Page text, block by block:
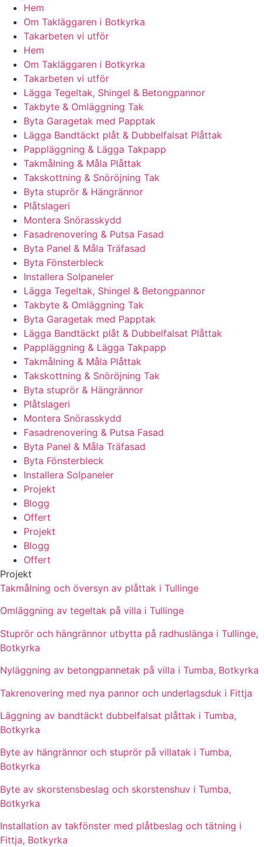
Hem
Om Takläggaren i Botkyrka
Takarbeten vi utför
Hem
Om Takläggaren i Botkyrka
Takarbeten vi utför
Lägga Tegeltak, Shingel & Betongpannor
Takbyte & Omläggning Tak
Byta Garagetak med Papptak
Lägga Bandtäckt plåt & Dubbelfalsat Plåttak
Pappläggning & Lägga Takpapp
Takmålning & Måla Plåttak
Takskottning & Snöröjning Tak
Byta stuprör & Hängrännor
Plåtslageri
Montera Snörasskydd
Fasadrenovering & Putsa Fasad
Byta Panel & Måla Träfasad
Byta Fönsterbleck
Installera Solpaneler
Lägga Tegeltak, Shingel & Betongpannor
Takbyte & Omläggning Tak
Byta Garagetak med Papptak
Lägga Bandtäckt plåt & Dubbelfalsat Plåttak
Pappläggning & Lägga Takpapp
Takmålning & Måla Plåttak
Takskottning & Snöröjning Tak
Byta stuprör & Hängrännor
Plåtslageri
Montera Snörasskydd
Fasadrenovering & Putsa Fasad
Byta Panel & Måla Träfasad
Byta Fönsterbleck
Installera Solpaneler
Projekt
Blogg
Offert
Projekt
Blogg
Offert
Projekt
Takmålning och översyn av plåttak i Tullinge
Omläggning av tegeltak på villa i Tullinge
Stuprör och hängrännor utbytta på radhuslänga i Tullinge,
Botkyrka
Nyläggning av betongpannetak på villa i Tumba, Botkyrka
Takrenovering med nya pannor och underlagsduk i Fittja
Läggning av bandtäckt dubbelfalsat plåttak i Tumba,
Botkyrka
Byte av hängrännor och stuprör på villatak i Tumba,
Botkyrka
Byte av skorstensbeslag och skorstenshuv i Tumba,
Botkyrka
Installation av takfönster med plåtbeslag och tätning i
Fittja, Botkyrka